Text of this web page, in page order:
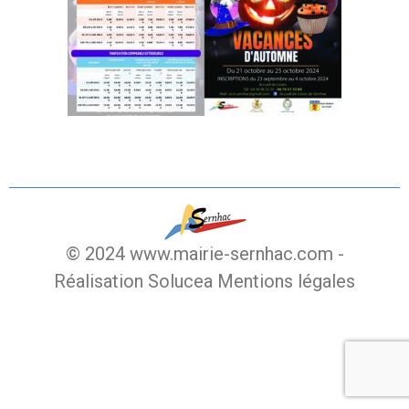
© 2024 www.mairie-sernhac.com -
Réalisation Solucea Mentions légales